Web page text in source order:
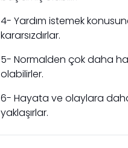
4- Yardım istemek
kararsızdırlar.
5- Normalden çok daha
olabilirler.
6- Hayata ve olaylara
yaklaşırlar.